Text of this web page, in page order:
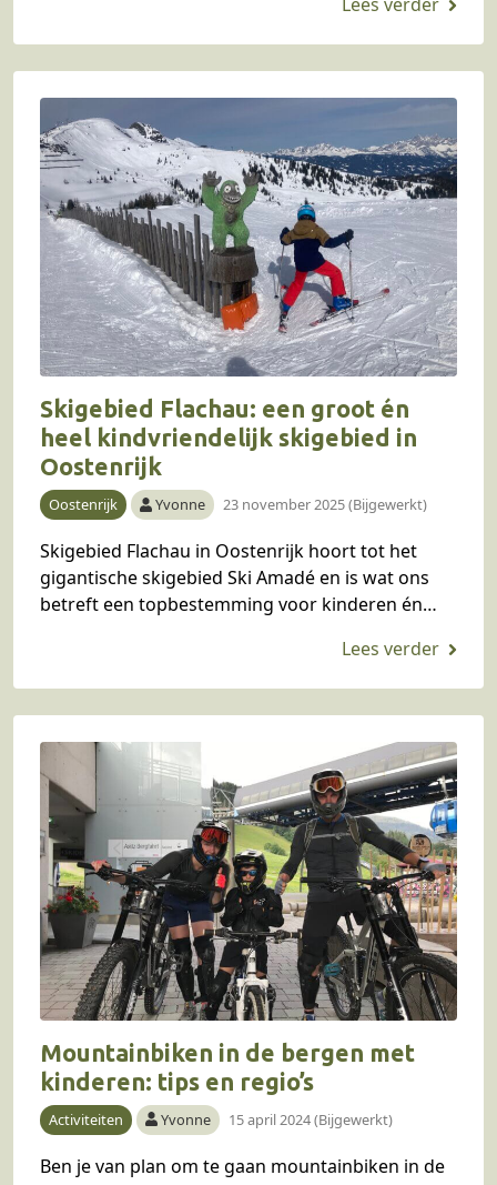
duur geworden. Gelukkig hebben wij een
aantal…
Skigebied Flachau: een groot én
heel kindvriendelijk skigebied in
Oostenrijk
Oostenrijk Yvonne 23 november 2025 (Bijgewerkt)
Skigebied Flachau in Oostenrijk hoort tot het
gigantische skigebied Ski Amadé en is wat ons
betreft een topbestemming voor kinderen én
Mountainbiken in de bergen met
kinderen: tips en regio’s
Activiteiten Yvonne 15 april 2024 (Bijgewerkt)
Ben je van plan om te gaan mountainbiken in de